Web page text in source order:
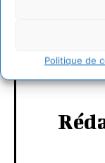
Politique de